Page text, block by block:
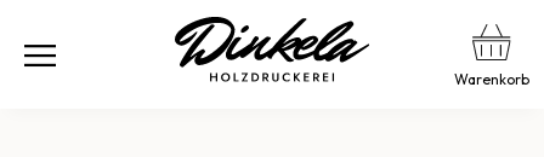
Warenkorb